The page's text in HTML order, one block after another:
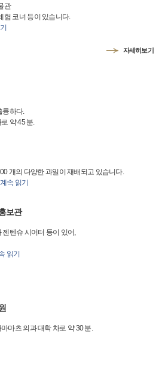
관
험 코너 등이 있습니다.
자세히보기
륭하다.
약 45 분.
개의 다양한 과일이 재배되고 있습니다.
계속 읽기
보관
텐슈 시어터 등이 있어,
읽기
마츠 의과 대학 차로 약 30 분.